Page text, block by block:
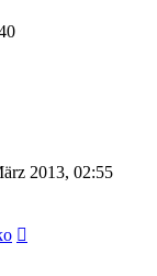
2013, 02:55